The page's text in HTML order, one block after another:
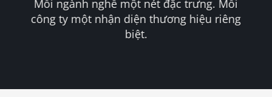
Mỗi ngành nghề một nét đặc trưng. Mỗi
công ty một nhận diện thương hiệu riêng
biệt.